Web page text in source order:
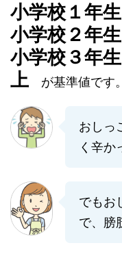
小学校１年
小学校２年
小学校３
上
が基準値です。
おしっ
く辛か
でもお
で、膀